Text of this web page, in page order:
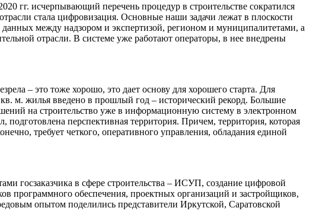
гг. исчерпывающий перечень процедур в строительстве сократился
стала цифровизация. Основные наши задачи лежат в плоскости
между надзором и экспертизой, регионом и муниципалитетами, а
отрасли. В системе уже работают операторы, в нее внедрены
– это тоже хорошо, это дает основу для хорошего старта. Для
м. жилья введено в прошлый год – исторический рекорд. Большие
на строительство уже в информационную систему в электронном
перспективная территория. Причем, территория, которая
требует четкого, оперативного управления, обладания единой
госзаказчика в сфере строительства – ИСУП, создание цифровой
программного обеспечения, проектных организаций и застройщиков,
опытом поделились представители Иркутской, Саратовской